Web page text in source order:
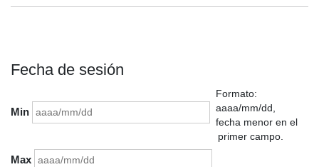
Fecha de sesión
Min
Max
Formato:
aaaa/mm/dd,
fecha menor en el
primer campo.